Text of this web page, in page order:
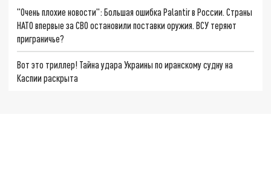
"Очень плохие новости": Большая ошибка Palantir в России. Страны
НАТО впервые за СВО остановили поставки оружия. ВСУ теряют
приграничье?
Вот это триллер! Тайна удара Украины по иранскому судну на
Каспии раскрыта